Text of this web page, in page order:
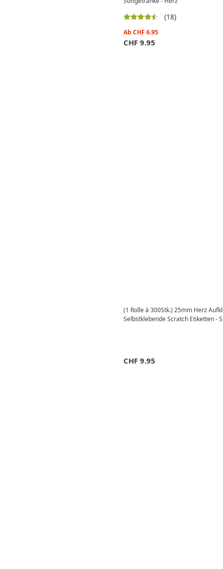
(18)
Ab CHF 6.95
CHF 9.95
(1 Rolle à 300Stk.) 25mm Herz
Selbstklebende Scratch Etiketten -
CHF 9.95